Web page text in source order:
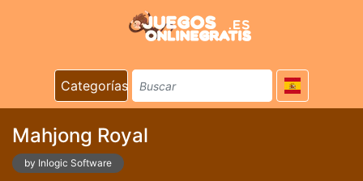
Categorías
Mahjong Royal
by Inlogic Software